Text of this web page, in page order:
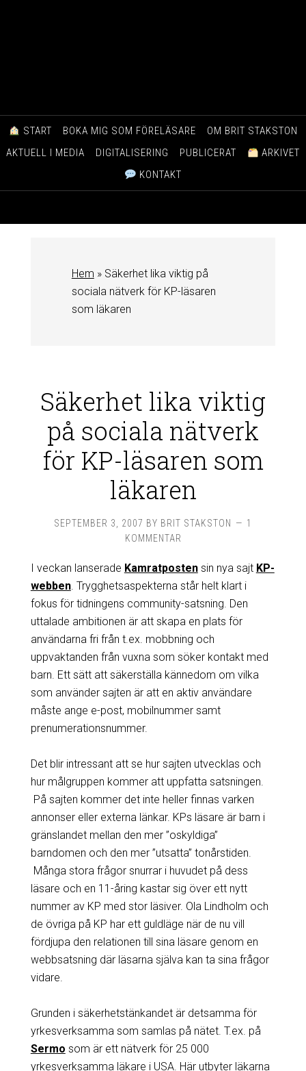
START BOKA MIG SOM FÖRELÄSARE
OM BRIT STAKSTON
AKTUELL I MEDIA
DIGITALISERING PUBLICERAT
ARKIVET
KONTAKT
Hem » Säkerhet lika viktig på
sociala nätverk för KP-läsaren
som läkaren
Säkerhet lika viktig
på sociala nätverk
för KP-läsaren som
läkaren
SEPTEMBER 3, 2007 BY BRIT STAKSTON
1
KOMMENTAR
I veckan lanserade Kamratpostensin nya sajt KP-
webben. Trygghetsaspekterna står helt klart i
fokus för tidningens community-satsning. Den
uttalade ambitionen är att skapa en plats för
användarna fri från t.ex. mobbning och
uppvaktanden från vuxna som söker kontakt med
barn. Ett sätt att säkerställa kännedom om vilka
som använder sajten är att en aktiv användare
måste ange e-post, mobilnummer samt
prenumerationsnummer.
Det blir intressant att se hur sajten utvecklas och
hur målgruppen kommer att uppfatta satsningen.
På sajten kommer det inte heller finnas varken
annonser eller externa länkar. KPs läsare är barn i
gränslandet mellan den mer ”oskyldiga”
barndomen och den mer ”utsatta” tonårstiden.
Många stora frågor snurrar i huvudet på dess
läsare och en 11-åring kastar sig över ett nytt
nummer av KP med stor läsiver. Ola Lindholm och
de övriga på KP har ett guldläge när de nu vill
fördjupa den relationen till sina läsare genom en
webbsatsning där läsarna själva kan ta sina frågor
vidare.
Grunden i säkerhetstänkandet är detsamma för
yrkesverksamma som samlas på nätet. T.ex. på
Sermo som är ett nätverk för 25 000
yrkesverksamma läkare i USA. Här utbyter läkarna